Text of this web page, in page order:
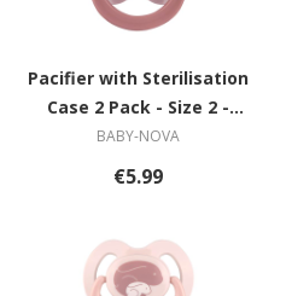
Pacifier with Sterilisation
Case 2 Pack - Size 2 -
Flamingo & Zebra
BABY-NOVA
€5.99